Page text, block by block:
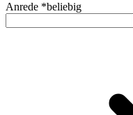
Anrede *beliebig